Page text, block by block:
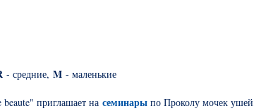
- средние, M- маленькие
приглашает на семинары по Проколу мочек